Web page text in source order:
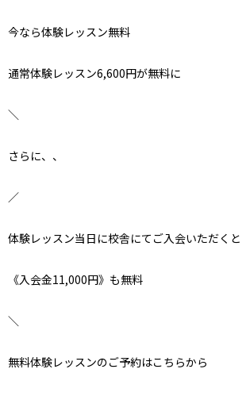
今なら体験レッスン無料
通常体験レッスン6,600円が無料に
＼
さらに、、
／
体験レッスン当日に校舎にてご入会いただくと
《入会金11,000円》も無料
＼
無料体験レッスンのご予約はこちらから